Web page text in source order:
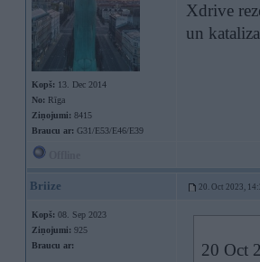
Kopš: 13. Dec 2014
No: Rīga
Ziņojumi: 8415
Braucu ar: G31/E53/E46/E39
Xdrive
un
Briize 20. Oct 2023,
Kopš: 08. Sep 2023
Ziņojumi: 925
Braucu ar:
20 Oct